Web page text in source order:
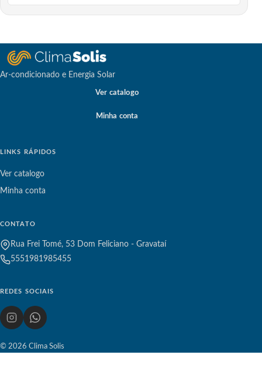
Ar-condicionado e Energia Solar
Ver catalogo
Minha conta
LINKS RÁPIDOS
Ver catalogo
Minha conta
CONTATO
Rua Frei Tomé, 53 Dom Feliciano - Gravataí
5551981985455
REDES SOCIAIS
© 2026 Clima Solis